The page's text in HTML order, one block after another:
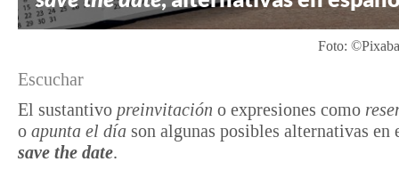
Foto:
Escuchar
El sustantivo preinvitación o expresiones como
o apunta el día son algunas posibles alternativas en
save the date.